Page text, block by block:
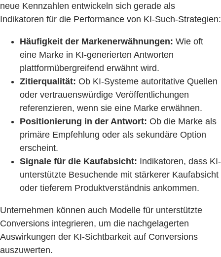
neue Kennzahlen entwickeln sich gerade als
Indikatoren für die Performance von KI-Such-Strategien:
Häufigkeit der Markenerwähnungen: Wie oft
eine Marke in KI-generierten Antworten
plattformübergreifend erwähnt wird.
Zitierqualität: Ob KI-Systeme autoritative Quellen
oder vertrauenswürdige Veröffentlichungen
referenzieren, wenn sie eine Marke erwähnen.
Positionierung in der Antwort: Ob die Marke als
primäre Empfehlung oder als sekundäre Option
erscheint.
Signale für die Kaufabsicht: Indikatoren, dass KI-
unterstützte Besuchende mit stärkerer Kaufabsicht
oder tieferem Produktverständnis ankommen.
Unternehmen können auch Modelle für unterstützte
Conversions integrieren, um die nachgelagerten
Auswirkungen der KI-Sichtbarkeit auf Conversions
auszuwerten.